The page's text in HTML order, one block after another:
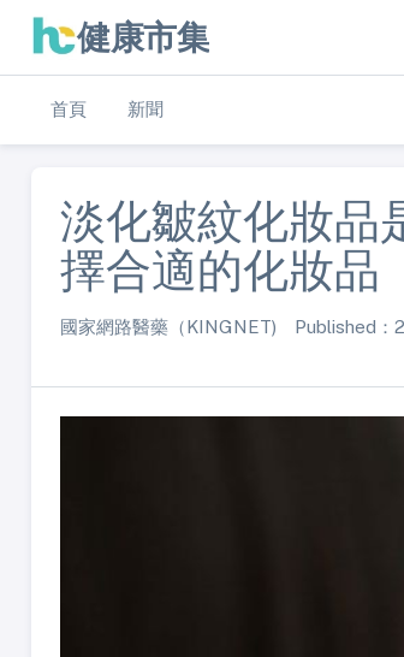
健康市集
首頁 新聞
淡化皺紋化妝品
擇合適的化妝品
國家網路醫藥（KINGNET) Published：